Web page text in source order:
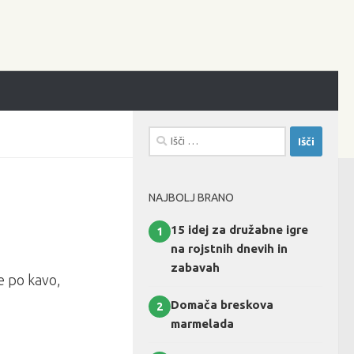
po kavo,
Išči:
NAJBOLJ BRANO
1
15 idej za družabne igre
na rojstnih dnevih in
zabavah
2
Domača breskova
marmelada